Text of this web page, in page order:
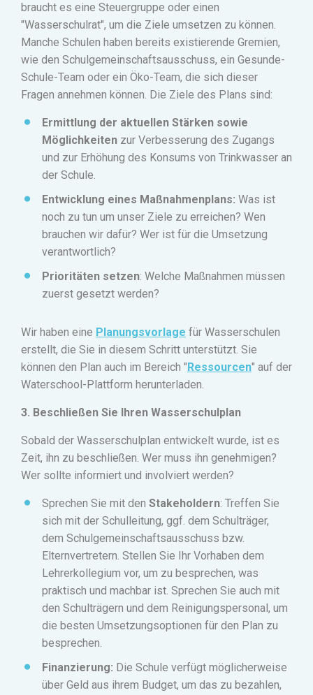
braucht es eine Steuergruppe oder einen
"Wasserschulrat", um die Ziele umsetzen zu können.
Manche Schulen haben bereits existierende Gremien,
wie den Schulgemeinschaftsausschuss, ein Gesunde-
Schule-Team oder ein Öko-Team, die sich dieser
Fragen annehmen können. Die Ziele des Plans sind:
Ermittlung der aktuellen Stärken sowie
Möglichkeiten zur Verbesserung des Zugangs
und zur Erhöhung des Konsums von Trinkwasser an
der Schule.
Entwicklung eines Maßnahmenplans: Was ist
noch zu tun um unser Ziele zu erreichen? Wen
brauchen wir dafür? Wer ist für die Umsetzung
verantwortlich?
Prioritäten setzen: Welche Maßnahmen müssen
zuerst gesetzt werden?
Wir haben eine Planungsvorlage für Wasserschulen
erstellt, die Sie in diesem Schritt unterstützt. Sie
können den Plan auch im Bereich " Ressourcen" auf der
Waterschool-Plattform herunterladen.
3. Beschließen Sie Ihren Wasserschulplan
Sobald der Wasserschulplan entwickelt wurde, ist es
Zeit, ihn zu beschließen. Wer muss ihn genehmigen?
Wer sollte informiert und involviert werden?
Sprechen Sie mit den Stakeholdern: Treffen Sie
sich mit der Schulleitung, ggf. dem Schulträger,
dem Schulgemeinschaftsausschuss bzw.
Elternvertretern. Stellen Sie Ihr Vorhaben dem
Lehrerkollegium vor, um zu besprechen, was
praktisch und machbar ist. Sprechen Sie auch mit
den Schulträgern und dem Reinigungspersonal, um
die besten Umsetzungsoptionen für den Plan zu
besprechen.
Finanzierung: Die Schule verfügt möglicherweise
über Geld aus ihrem Budget, um das zu bezahlen,